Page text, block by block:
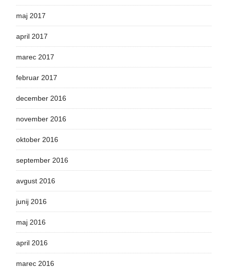
maj 2017
april 2017
marec 2017
februar 2017
december 2016
november 2016
oktober 2016
september 2016
avgust 2016
junij 2016
maj 2016
april 2016
marec 2016